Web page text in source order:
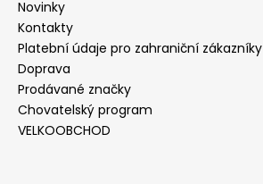
Novinky
Kontakty
Platební údaje pro zahraniční zákazníky
Doprava
Prodávané značky
Chovatelský program
VELKOOBCHOD